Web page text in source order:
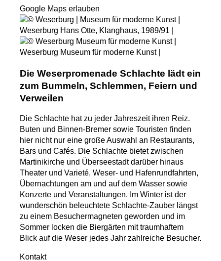
Google Maps erlauben
Die Weserpromenade Schlachte lädt ein
zum Bummeln, Schlemmen, Feiern und
Verweilen
Die Schlachte hat zu jeder Jahreszeit ihren Reiz.
Buten und Binnen-Bremer sowie Touristen finden
hier nicht nur eine große Auswahl an Restaurants,
Bars und Cafés. Die Schlachte bietet zwischen
Martinikirche und Überseestadt darüber hinaus
Theater und Varieté, Weser- und Hafenrundfahrten,
Übernachtungen am und auf dem Wasser sowie
Konzerte und Veranstaltungen. Im Winter ist der
wunderschön beleuchtete Schlachte-Zauber längst
zu einem Besuchermagneten geworden und im
Sommer locken die Biergärten mit traumhaftem
Blick auf die Weser jedes Jahr zahlreiche Besucher.
Kontakt